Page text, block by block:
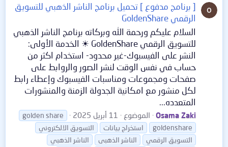
[ برنامج مدفوع ] تحميل برنامج الناشر الذهبي للتسويق
الرقمي GoldenShare
السلام عليكم ورحمة الله وبركاته برنامج الناشر الذهبي
للتسويق الرقمي GoldenShare ☀ الخدمة الأولى:
النشر على الفيسبوك-غير محدود- استخدام اكثر من
حساب في نفس الوقت لنشر الصور والروابط على
صفحات ومجموعات ومناسبات الفيسبوك وإعطاء رابط
لكل منشور مع امكانية الجدولة الزمنة والمنشورات
المتعدده...
Osama Zaki الموضوع 11 أبريل 2025
golden share
goldenshare
استخراج بيانات
التسويق الالكتروني
التسويق الرقمي
الناشر الذهبى
الناشر الذهبي